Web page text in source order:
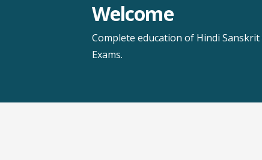
Welcome
Complete education of Hindi
Exams.